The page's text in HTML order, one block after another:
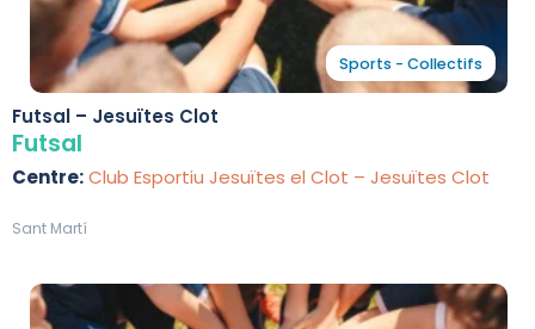
Sports - Collectifs
Futsal – Jesuïtes Clot
Futsal
Centre:Club Esportiu Jesuïtes el Clot – Jesuïtes Clot
Sant Martí